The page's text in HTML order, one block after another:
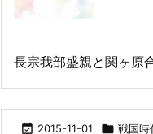
長宗我部盛親と関ヶ原
 2015-11-01  戦国時